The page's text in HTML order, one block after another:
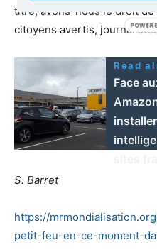
titre, avons-nous le droit de
citoyens avertis,
Read
Face
S. Barret
https://
petit-feu-en-ce-moment-